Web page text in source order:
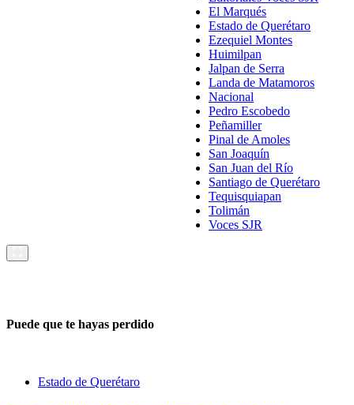
El Marqués
Estado de Querétaro
Ezequiel Montes
Huimilpan
Jalpan de Serra
Landa de Matamoros
Nacional
Pedro Escobedo
Peñamiller
Pinal de Amoles
San Joaquín
San Juan del Río
Santiago de Querétaro
Tequisquiapan
Tolimán
Voces SJR
Puede que te hayas perdido
Estado de Querétaro